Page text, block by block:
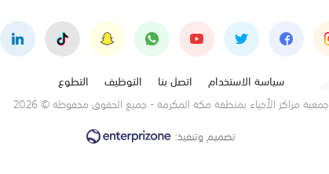
سياسة الاستخدام اتصل بنا التوظيف
التطوع
جمعية مراكز الأحياء بمنطقة مكة المكرمة - جميع الحقوق محفوظة © 2026
تصميم وتنفيذ: